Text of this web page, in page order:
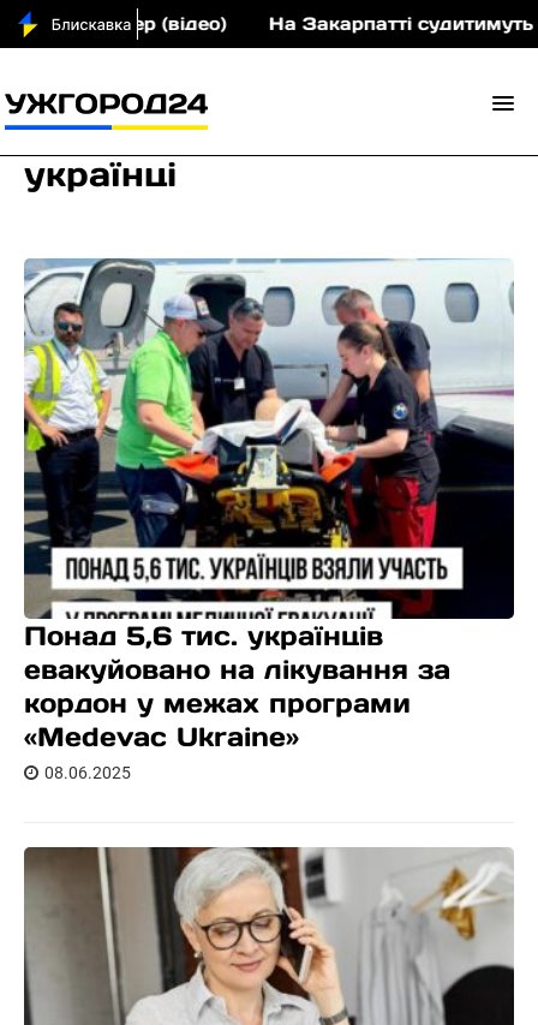
(відео) На Закарпатті судитимуть учасників
українці
Понад 5,6 тис. українців
евакуйовано на лікування за
кордон у межах програми
«Medevac Ukraine»
08.06.2025